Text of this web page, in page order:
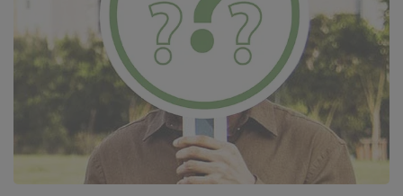
Accéder à la FAQ